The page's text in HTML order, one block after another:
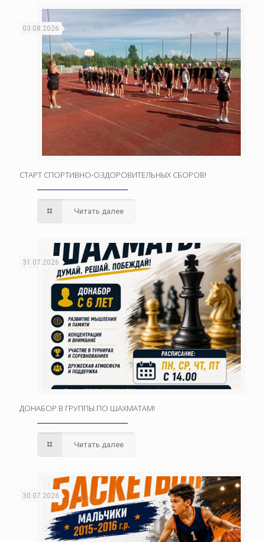
03.08.2026
СТАРТ СПОРТИВНО-ОЗДОРОВИТЕЛЬНЫХ СБОРОВ!
Читать далее
31.07.2026
ДОНАБОР В ГРУППЫ ПО ШАХМАТАМ!
Читать далее
30.07.2026